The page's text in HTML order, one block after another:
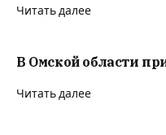
Читать далее
В Омской области
Читать далее